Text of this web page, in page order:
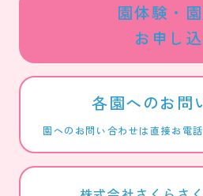
園体験・
お申し
各園へのお問
園へのお問い合わせは直接お電